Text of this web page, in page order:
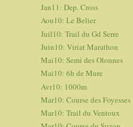
Jan11: Dep. Cross
Aou10: Le Belier
Juil10: Trail du Gd Serre
Juin10: Viriat Marathon
Mai10: Semi des Olonnes
Mai10: 6h de Mure
Avr10: 1000m
Mar10: Course des Foyesses
Mar10: Trail du Ventoux